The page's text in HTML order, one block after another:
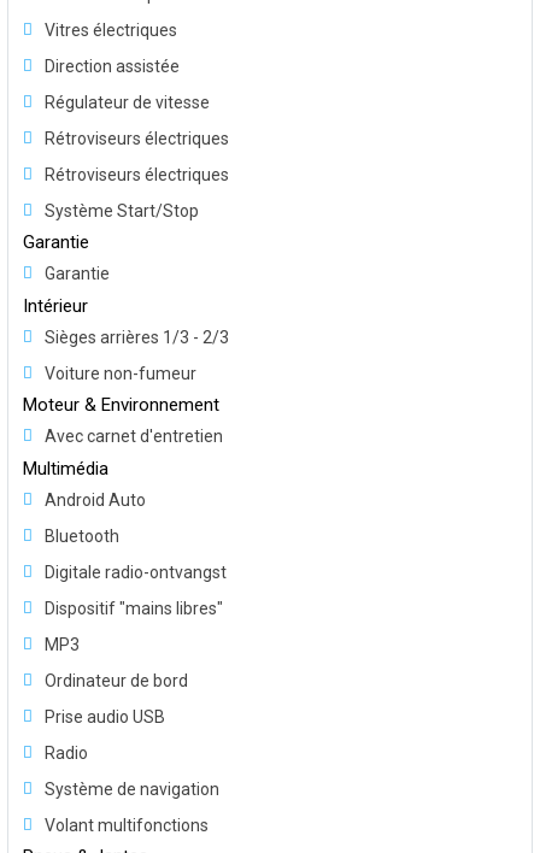
Vitres électriques
Direction assistée
Régulateur de vitesse
Rétroviseurs électriques
Rétroviseurs électriques
Système Start/Stop
Garantie
Garantie
Intérieur
Sièges arrières 1/3 - 2/3
Voiture non-fumeur
Moteur & Environnement
Avec carnet d'entretien
Multimédia
Android Auto
Bluetooth
Digitale radio-ontvangst
Dispositif "mains libres"
MP3
Ordinateur de bord
Prise audio USB
Radio
Système de navigation
Volant multifonctions